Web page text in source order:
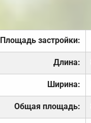
Площадь застройки:
Длина:
Ширина:
Общая площадь: